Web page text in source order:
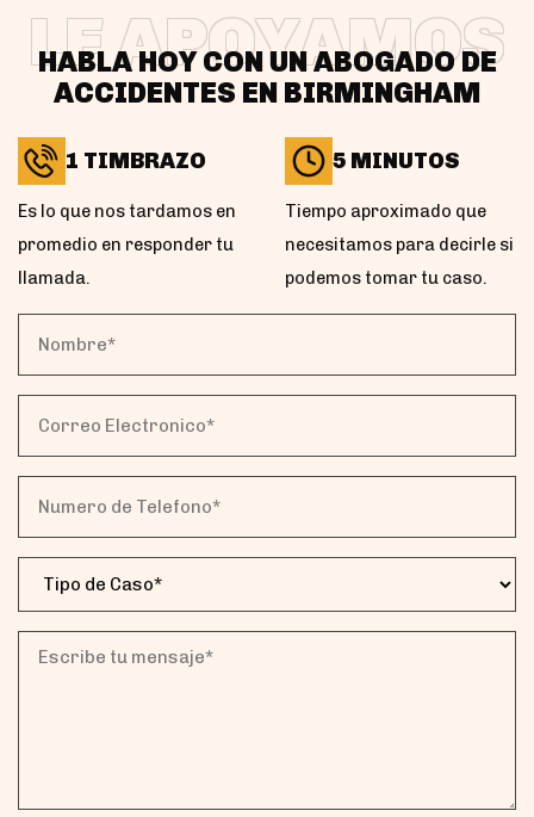
HABLA HOY CON UN ABOGADO DE
ACCIDENTES EN BIRMINGHAM
LE APOYAMOS
1 TIMBRAZO
Es lo que nos tardamos en
promedio en responder tu
llamada.
5 MINUTOS
Tiempo aproximado que
necesitamos para decirle si
podemos tomar tu caso.
(Obligatorio)
Telefono*
(Obligatorio)
Tipo
de
Caso
Escribe